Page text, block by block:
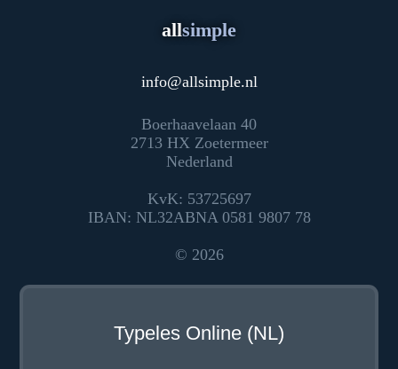
allsimple
info@allsimple.nl
Boerhaavelaan 40
2713 HX Zoetermeer
Nederland
KvK: 53725697
IBAN: NL32ABNA 0581 9807 78
© 2026
Typeles Online (NL)